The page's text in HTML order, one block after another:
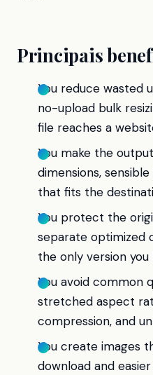
Principais
You reduce wasted
no-upload bulk
file reaches a
You make the
dimensions,
that fits the
You protect the
separate optimized
the only version you
You avoid common
stretched aspect
compression, and
You create images
download and